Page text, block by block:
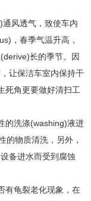
风透气，致使车内
，春季气温升高，
长的季节。因
让保洁车室内保持干
死角更要做好清扫工
的洗涤(washing)液进
的物质清洗，另外，
备进水而受到腐蚀
有龟裂老化现象，在